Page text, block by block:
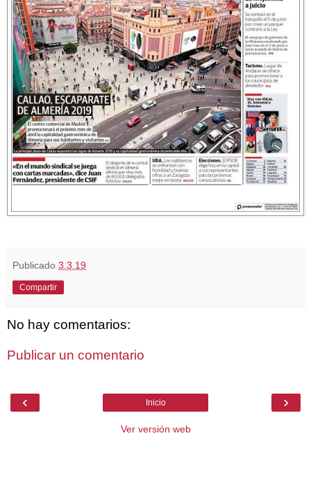
Publicado 3.3.19
Compartir
No hay comentarios:
Publicar un comentario
‹ ›
Inicio
Ver versión web